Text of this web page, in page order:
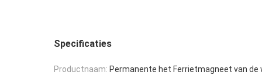
Specificaties
Productnaam: Permanente het Ferrietmagneet van